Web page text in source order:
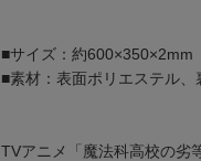
■サイズ：約600×350×2mm
■素材：表面ポリエステル、
TVアニメ「魔法科高校の劣